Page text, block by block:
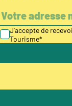
J’accepte de
Tourisme*